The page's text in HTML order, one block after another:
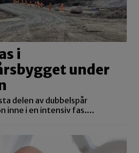
i
under
delen av dubbelspår
inne i en intensiv fas.…